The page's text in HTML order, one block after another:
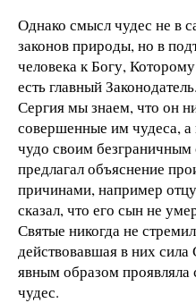
Однако смысл чудес не в
законов природы, но в
человека к Богу,
есть главный
Сергия мы знаем, что он
совершенные им чудеса, а
чудо своим
предлагал объяснение
причинами, например
сказал, что его сын не
Святые никогда не
действовавшая в них
явным образом проявляла
чудес.